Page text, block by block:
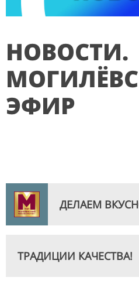
НОВОСТИ.
ЭФИР
ДЕЛАЕМ
ТРАДИЦИИ КАЧЕСТВА!